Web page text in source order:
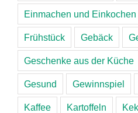
Einmachen und Einkochen
Frühstück Gebäck
Geschenke aus der Küche
Gesund Gewinnspiel
Kaffee Kartoffeln